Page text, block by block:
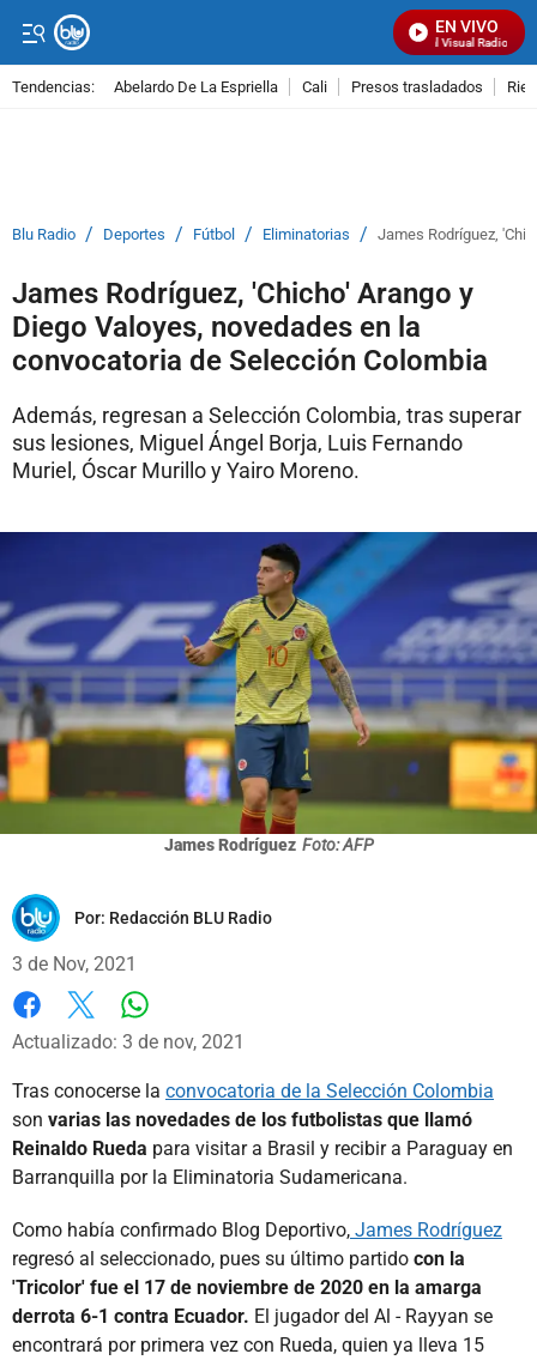
EN VIVO
Señal Visual Radio
Tendencias: Abelardo De La Espriella Cali Presos trasladados
Blu Radio / Deportes / Fútbol / Eliminatorias / James Rodríguez,
James Rodríguez, 'Chicho' Arango y
Diego Valoyes, novedades en la
convocatoria de Selección Colombia
Además, regresan a Selección Colombia, tras superar
sus lesiones, Miguel Ángel Borja, Luis Fernando
Muriel, Óscar Murillo y Yairo Moreno.
James Rodríguez Foto: AFP
Por: Redacción BLU Radio
3 de Nov, 2021
Facebook
X
Actualizado: 3 de nov, 2021
Tras conocerse la convocatoria de la Selección Colombia
son varias las novedades de los futbolistas que llamó
Reinaldo Rueda para visitar a Brasil y recibir a Paraguay en
Barranquilla por la Eliminatoria Sudamericana.
Como había confirmado Blog Deportivo, James Rodríguez
regresó al seleccionado, pues su último partido con la
'Tricolor' fue el 17 de noviembre de 2020 en la amarga
derrota 6-1 contra Ecuador. El jugador del Al - Rayyan se
encontrará por primera vez con Rueda, quien ya lleva 15